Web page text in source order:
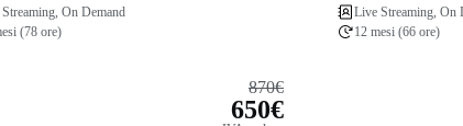
On Demand
(78 ore)
870€
650€
Live Streaming, On
12 mesi (66 ore)